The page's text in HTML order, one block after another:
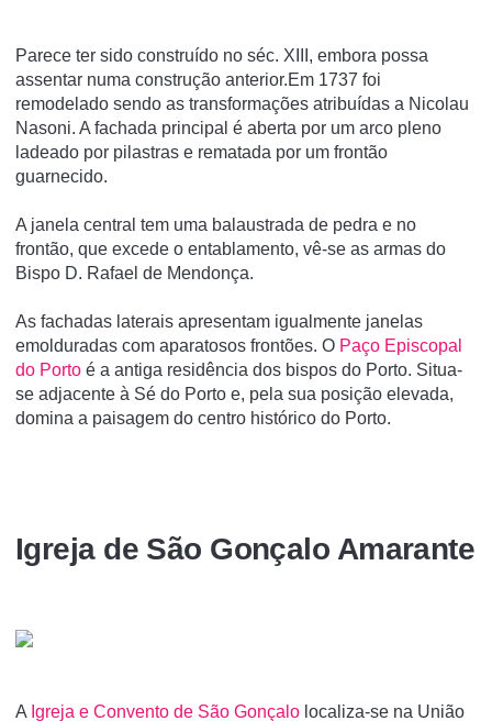
Parece ter sido construído no séc. XIII, embora possa
assentar numa construção anterior.Em 1737 foi
remodelado sendo as transformações atribuídas a Nicolau
Nasoni. A fachada principal é aberta por um arco pleno
ladeado por pilastras e rematada por um frontão
guarnecido.
A janela central tem uma balaustrada de pedra e no
frontão, que excede o entablamento, vê-se as armas do
Bispo D. Rafael de Mendonça.
As fachadas laterais apresentam igualmente janelas
emolduradas com aparatosos frontões. O Paço Episcopal
do Porto é a antiga residência dos bispos do Porto. Situa-
se adjacente à Sé do Porto e, pela sua posição elevada,
domina a paisagem do centro histórico do Porto.
Igreja de São Gonçalo Amarante
A Igreja e Convento de São Gonçalo localiza-se na União